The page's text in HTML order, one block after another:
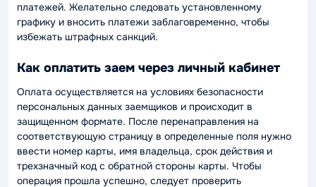
платежей. Желательно следовать установленному
графику и вносить платежи заблаговременно, чтобы
избежать штрафных санкций.
Как оплатить заем через личный кабинет
Оплата осуществляется на условиях безопасности
персональных данных заемщиков и происходит в
защищенном формате. После перенаправления на
соответствующую страницу в определенные поля нужно
ввести номер карты, имя владельца, срок действия и
трехзначный код с обратной стороны карты. Чтобы
операция прошла успешно, следует проверить